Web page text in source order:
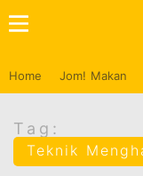
Home Jom! Makan
Tag:
Teknik